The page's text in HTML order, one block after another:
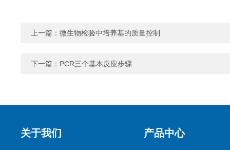
上一篇： 微生物检验中培养基的质量控制
下一篇： PCR三个基本反应步骤
关于我们 产品中心